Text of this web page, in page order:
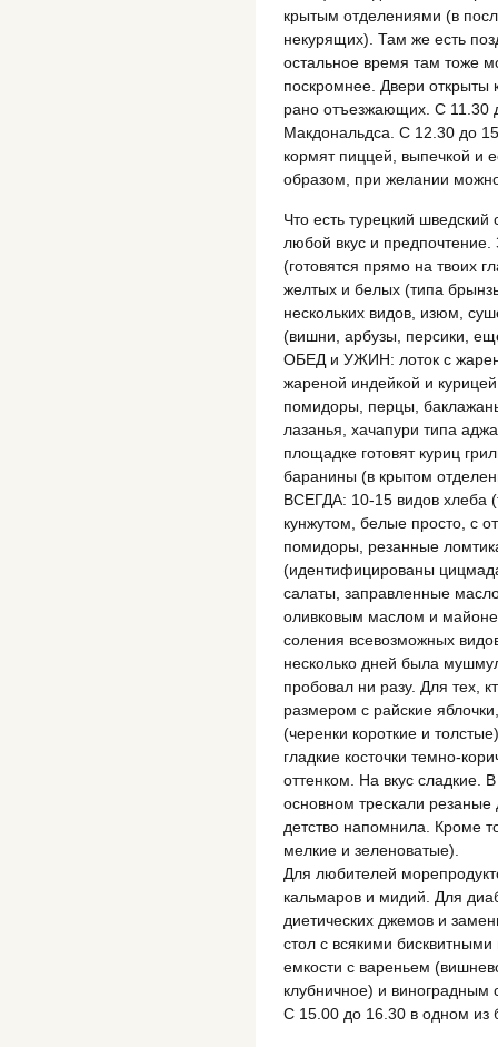
крытым отделениями (в
некурящих). Там же есть
остальное время там тоже
поскромнее. Двери открыты
рано отъезжающих. С 11.30
Макдональдса. С 12.30 до
кормят пиццей, выпечкой и
образом, при желании
Что есть турецкий
любой вкус и
(готовятся прямо на твоих
желтых и белых (типа
нескольких видов, изюм,
(вишни, арбузы, персики,
ОБЕД и УЖИН: лоток с
жареной индейкой и
помидоры, перцы,
лазанья, хачапури типа
площадке готовят куриц
баранины (в крытом
ВСЕГДА: 10-15 видов хлеба
кунжутом, белые просто, с
помидоры, резанные
(идентифицированы
салаты, заправленные
оливковым маслом и
соления всевозможных
несколько дней была
пробовал ни разу. Для тех,
размером с райские
(черенки короткие и
гладкие косточки темно-
оттенком. На вкус сладкие.
основном трескали
детство напомнила. Кроме
мелкие и зеленоватые).
Для любителей
кальмаров и мидий. Для
диетических джемов и
стол с всякими
емкости с вареньем
клубничное) и виноградным
С 15.00 до 16.30 в одном из